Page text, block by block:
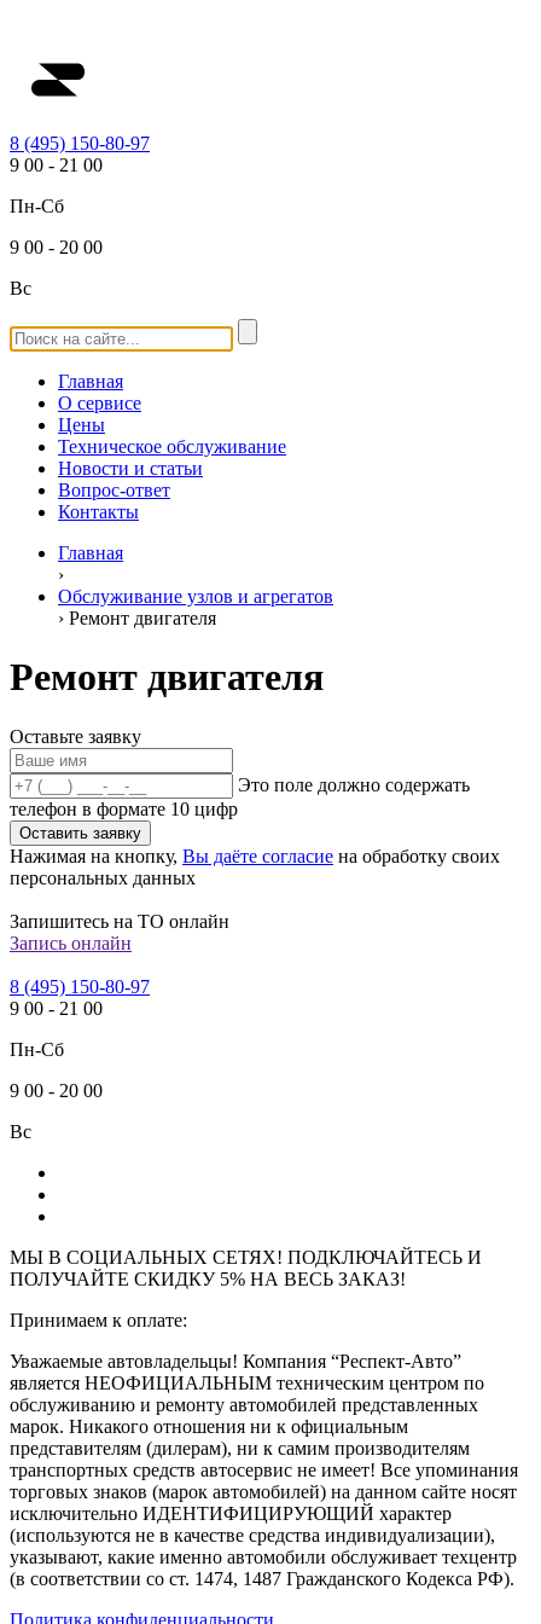
8 (495) 150-80-97
9 00 - 21 00
Пн-Сб
9 00 - 20 00
Вс
Главная
О сервисе
Цены
Техническое обслуживание
Новости и статьи
Вопрос-ответ
Контакты
Главная
›
Обслуживание узлов и агрегатов
› Ремонт двигателя
Ремонт двигателя
Оставьте заявку
Это поле должно содержать
телефон в формате 10 цифр
Оставить заявку
Нажимая на кнопку, Вы даёте согласие на обработку своих
персональных данных
Запишитесь на ТО онлайн
Запись онлайн
8 (495) 150-80-97
9 00 - 21 00
Пн-Сб
9 00 - 20 00
Вс
МЫ В СОЦИАЛЬНЫХ СЕТЯХ! ПОДКЛЮЧАЙТЕСЬ И
ПОЛУЧАЙТЕ СКИДКУ 5% НА ВЕСЬ ЗАКАЗ!
Принимаем к оплате:
Уважаемые автовладельцы! Компания “Респект-Авто”
является НЕОФИЦИАЛЬНЫМ техническим центром по
обслуживанию и ремонту автомобилей представленных
марок. Никакого отношения ни к официальным
представителям (дилерам), ни к самим производителям
транспортных средств автосервис не имеет! Все упоминания
торговых знаков (марок автомобилей) на данном сайте носят
исключительно ИДЕНТИФИЦИРУЮЩИЙ характер
(используются не в качестве средства индивидуализации),
указывают, какие именно автомобили обслуживает техцентр
(в соответствии со ст. 1474, 1487 Гражданского Кодекса РФ).
Политика конфиденциальности